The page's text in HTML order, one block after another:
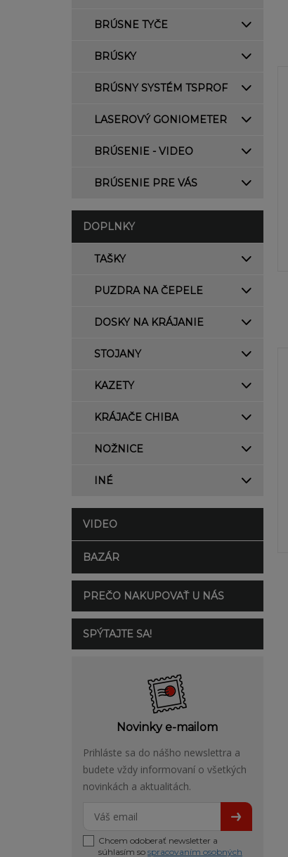
BRÚSNE TYČE
BRÚSKY
BRÚSNY SYSTÉM TSPROF
LASEROVÝ GONIOMETER
BRÚSENIE - VIDEO
BRÚSENIE PRE VÁS
DOPLNKY
TAŠKY
PUZDRA NA ČEPELE
DOSKY NA KRÁJANIE
STOJANY
KAZETY
KRÁJAČE CHIBA
NOŽNICE
INÉ
VIDEO
BAZÁR
PREČO NAKUPOVAŤ U NÁS
SPÝTAJTE SA!
Novinky e-mailom
Prihláste sa do nášho newslettra a
budete vždy informovaní o všetkých
novinkách a aktualitách.
Chcem odoberať newsletter a
súhlasím so spracovaním osobných